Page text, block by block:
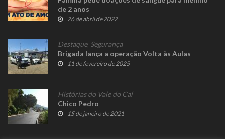
de 2 anos
26 de abril de 2022
Destaque, Segurança
Brigada lança a operação Volta às Aulas
11 de fevereiro de 2025
Histórias do Vale do Caí
Chico Pedro
15 de janeiro de 2021